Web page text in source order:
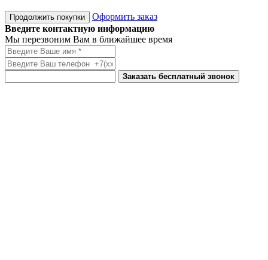
Продолжить покупки
Оформить заказ
Введите контактную информацию
Мы перезвоним Вам в ближайшее время
Заказать бесплатный звонок